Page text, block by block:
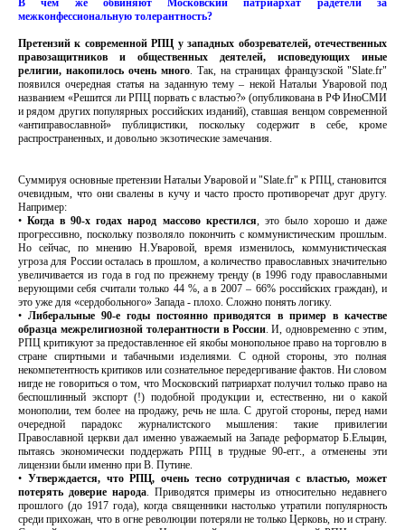
В чем же обвиняют Московский патриархат радетели за
межконфессиональную толерантность?
Претензий к современной РПЦ у западных обозревателей, отечественных
правозащитников и общественных деятелей, исповедующих иные
религии, накопилось очень много. Так, на страницах французской "Slate.fr"
появился очередная статья на заданную тему – некой Натальи Уваровой под
названием «Решится ли РПЦ порвать с властью?» (опубликована в РФ ИноСМИ
и рядом других популярных российских изданий), ставшая венцом современной
«антиправославной» публицистики, поскольку содержит в себе, кроме
распространенных, и довольно экзотические замечания.
Суммируя основные претензии Натальи Уваровой и "Slate.fr" к РПЦ, становится
очевидным, что они свалены в кучу и часто просто противоречат друг другу.
Например:
•Когда в 90-х годах народ массово крестился, это было хорошо и даже
прогрессивно, поскольку позволяло покончить с коммунистическим прошлым.
Но сейчас, по мнению Н.Уваровой, время изменилось, коммунистическая
угроза для России осталась в прошлом, а количество православных значительно
увеличивается из года в год по прежнему тренду (в 1996 году православными
верующими себя считали только 44 %, а в 2007 – 66% российских граждан), и
это уже для «сердобольного» Запада - плохо. Сложно понять логику.
• Либеральные 90-е годы постоянно приводятся в пример в качестве
образца межрелигиозной толерантности в России. И, одновременно с этим,
РПЦ критикуют за предоставленное ей якобы монопольное право на торговлю в
стране спиртными и табачными изделиями. С одной стороны, это полная
некомпетентность критиков или сознательное передергивание фактов. Ни словом
нигде не говориться о том, что Московский патриархат получил только право на
беспошлинный экспорт (!) подобной продукции и, естественно, ни о какой
монополии, тем более на продажу, речь не шла. С другой стороны, перед нами
очередной парадокс журналистского мышления: такие привилегии
Православной церкви дал именно уважаемый на Западе реформатор Б.Ельцин,
пытаясь экономически поддержать РПЦ в трудные 90-егг., а отменены эти
лицензии были именно при В. Путине.
• Утверждается, что РПЦ, очень тесно сотрудничая с властью, может
потерять доверие народа. Приводятся примеры из относительно недавнего
прошлого (до 1917 года), когда священники настолько утратили популярность
среди прихожан, что в огне революции потеряли не только Церковь, но и страну.